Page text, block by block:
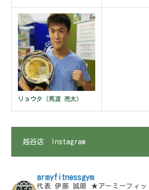
リョウタ（馬渡 亮太）
越谷店 Instagram
armyfitnessgym
代表 伊藤 誠朗⁡
⁡★アーミーフィッ